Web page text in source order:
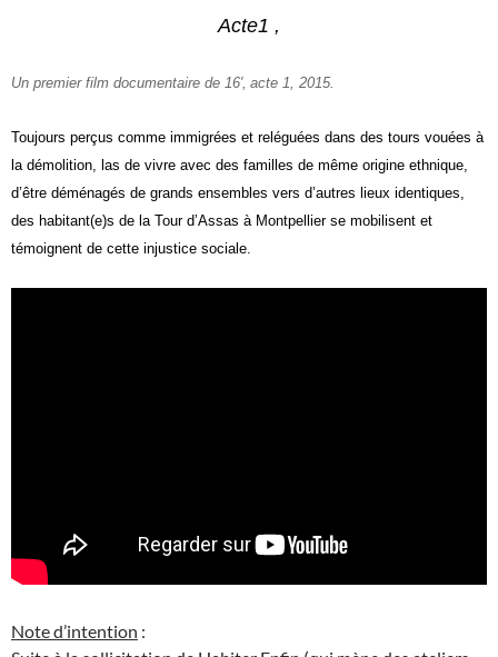
Acte1 ,
Un premier film documentaire de 16′, acte 1, 2015.
Toujours perçus comme immigrées et reléguées dans des tours vouées à
la démolition, las de vivre avec des familles de même origine ethnique,
d’être déménagés de grands ensembles vers d’autres lieux identiques,
des habitant(e)s de la Tour d’Assas à Montpellier se mobilisent et
témoignent de cette injustice sociale.
Note d’intention :